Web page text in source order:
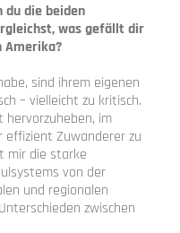
du die beiden
was gefällt dir
Amerika?
sind ihrem eigenen
– vielleicht zu kritisch.
im
effizient Zuwanderer zu
mir die starke
von der
und regionalen
zwischen